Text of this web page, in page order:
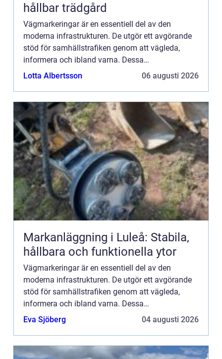
hållbar trädgård
Vägmarkeringar är en essentiell del av den
moderna infrastrukturen. De utgör ett avgörande
stöd för samhällstrafiken genom att vägleda,
informera och ibland varna. Dessa
vägmarkeringar bidrar till trafiks&...
Lotta Albertsson 06 augusti 2026
Markanläggning i Luleå: Stabila,
hållbara och funktionella ytor
Vägmarkeringar är en essentiell del av den
moderna infrastrukturen. De utgör ett avgörande
stöd för samhällstrafiken genom att vägleda,
informera och ibland varna. Dessa
vägmarkeringar bidrar till trafiks&...
Eva Sjöberg 04 augusti 2026